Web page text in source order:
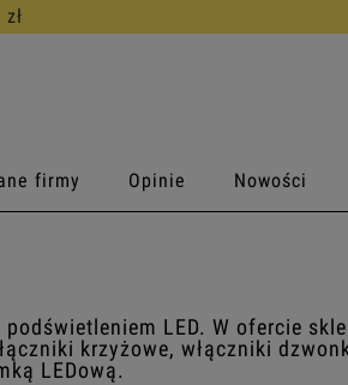
firmy Opinie Nowości
LED. W ofercie
krzyżowe, włączniki
LEDową.